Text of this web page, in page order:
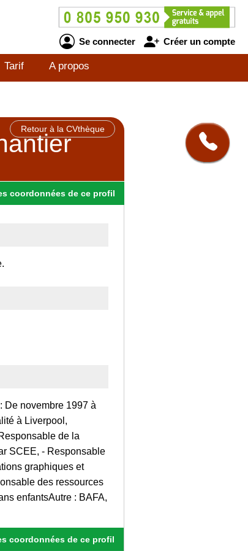
Se connecter Créer un compte
Tarif A propos
Retour à la CVthèque
coordonnées de ce profil
De novembre 1997 à
à Liverpool,
de la
SCEE, - Responsable
graphiques et
des ressources
enfantsAutre : BAFA,
coordonnées de ce profil